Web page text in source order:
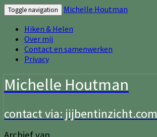
Toggle navigation
Michelle Houtman
Hiken & Helen
Over mij
Contact en samenwerken
Privacy
Michelle Houtman
contact via: jijbentinzicht.com